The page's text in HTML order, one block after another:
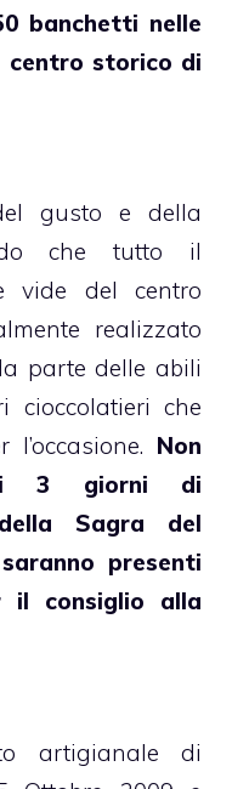
banchetti nelle
centro storico di
gusto e della
che tutto il
vide del centro
realizzato
parte delle abili
cioccolatieri che
Non
i 3 giorni di
Sagra del
presenti
il consiglio alla
artigianale di